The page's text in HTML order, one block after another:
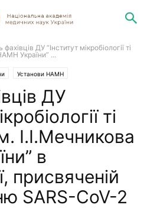
фахівців ДУ “Інститут мікробіології ті
України” ...
Установи НАМН
ДУ
ті
І.І.Мечникова
в
присвяченій
SARS-CoV-2